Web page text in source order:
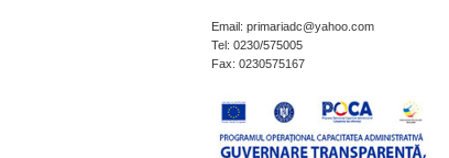
Email: primariadc@yahoo.com
Tel: 0230/575005
Fax: 0230575167